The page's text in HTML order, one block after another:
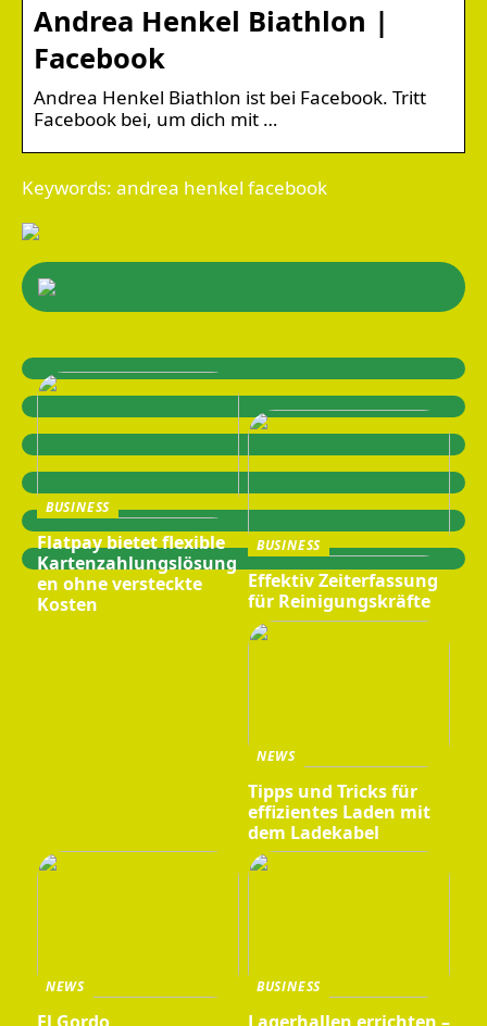
Andrea Henkel Biathlon |
Facebook
Andrea Henkel Biathlon ist bei Facebook. Tritt
Facebook bei, um dich mit …
Keywords: andrea henkel facebook
BUSINESS
Flatpay bietet flexible
Kartenzahlungslösung
en ohne versteckte
Kosten
BUSINESS
Effektiv Zeiterfassung
für Reinigungskräfte
NEWS
Tipps und Tricks für
effizientes Laden mit
dem Ladekabel
NEWS BUSINESS